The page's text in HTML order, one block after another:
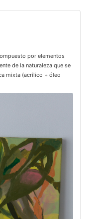
por elementos
de la naturaleza que se
mixta (acrílico + óleo